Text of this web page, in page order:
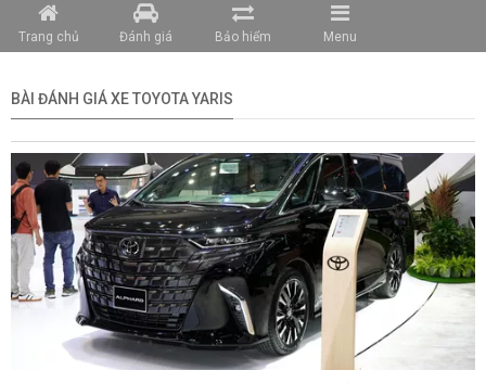
Trang chủ Đánh giá Bảo hiểm Menu
BÀI ĐÁNH GIÁ XE TOYOTA YARIS